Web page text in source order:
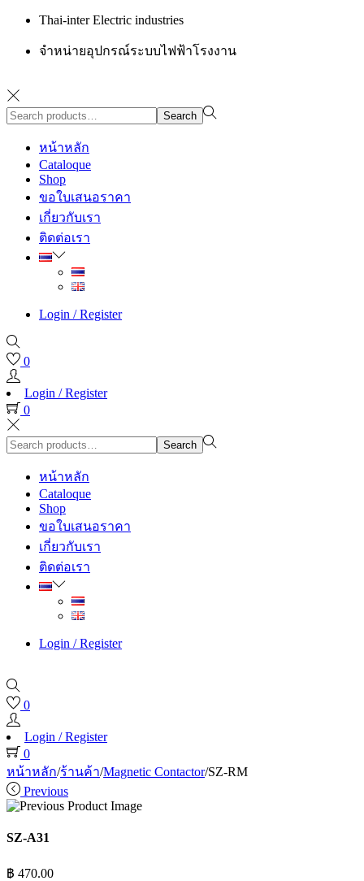
Thai-inter Electric industries
จำหน่ายอุปกรณ์ระบบไฟฟ้าโรงงาน
Search
for:>
Search
หน้าหลัก
Cataloque
Shop
ขอใบเสนอราคา
เกี่ยวกับเรา
ติดต่อเรา
Login / Register
0
Login / Register
0
Search
for:>
Search
หน้าหลัก
Cataloque
Shop
ขอใบเสนอราคา
เกี่ยวกับเรา
ติดต่อเรา
Login / Register
0
Login / Register
0
หน้าหลัก/ร้านค้า/Magnetic Contactor/SZ-RM
Previous
SZ-A31
฿ 470.00